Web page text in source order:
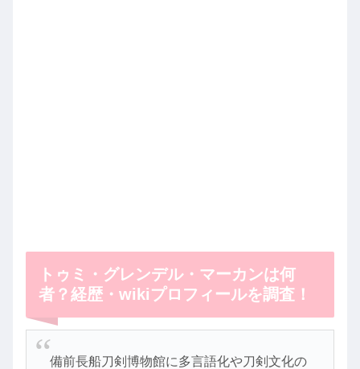
トゥミ・グレンデル・マーカンは何
者？経歴・wikiプロフィールを調査！
備前長船刀剣博物館に多言語化や刀剣文化の